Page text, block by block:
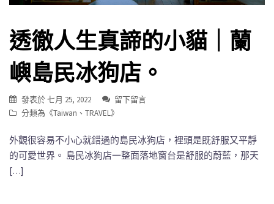
透徹人生真諦的小貓｜蘭
嶼島民冰狗店。
發表於七月 25, 2022
留下留言
分類為《Taiwan 、 TRAVEL》
外觀很容易不小心就錯過的島民冰狗店，裡頭是既舒服又平靜
的可愛世界。 島民冰狗店一整面落地窗台是舒服的蔚藍，那天
[…]